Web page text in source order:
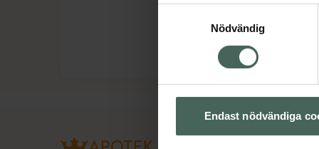
Nödvändig
Endast nödvändiga